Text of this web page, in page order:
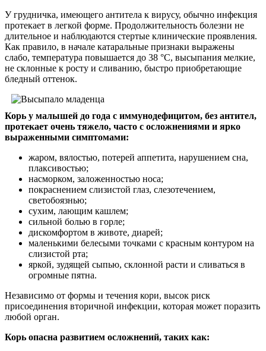
У грудничка, имеющего антитела к вирусу, обычно инфекция
протекает в легкой форме. Продолжительность болезни не
длительное и наблюдаются стертые клинические проявления.
Как правило, в начале катаральные признаки выражены
слабо, температура повышается до 38 °C, высыпания мелкие,
не склонные к росту и сливанию, быстро приобретающие
бледный оттенок.
Корь у малышей до года с иммунодефицитом, без антител,
протекает очень тяжело, часто с осложнениями и ярко
выраженными симптомами:
жаром, вялостью, потерей аппетита, нарушением сна,
плаксивостью;
насморком, заложенностью носа;
покраснением слизистой глаз, слезотечением,
светобоязнью;
сухим, лающим кашлем;
сильной болью в горле;
дискомфортом в животе, диарей;
маленькими белесыми точками с красным контуром на
слизистой рта;
яркой, зудящей сыпью, склонной расти и сливаться в
огромные пятна.
Независимо от формы и течения кори, высок риск
присоединения вторичной инфекции, которая может поразить
любой орган.
Корь опасна развитием осложнений, таких как: